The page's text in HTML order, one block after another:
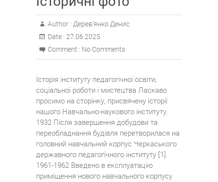
Author : Дерев'янко Денис
Date : 27.06.2025
Comment : No Comments
Історія інституту педагогічної освіти,
соціальної роботи і мистецтва Ласкаво
просимо на сторінку, присвячену історії
нашого Навчально-наукового інституту.
1932 Після завершення добудови та
переобладнання будівля перетворилася на
головний навчальний корпус Черкаського
державного педагогічного інституту [1].
1961-1962 Введено в експлуатацію
приміщення нового навчального корпусу